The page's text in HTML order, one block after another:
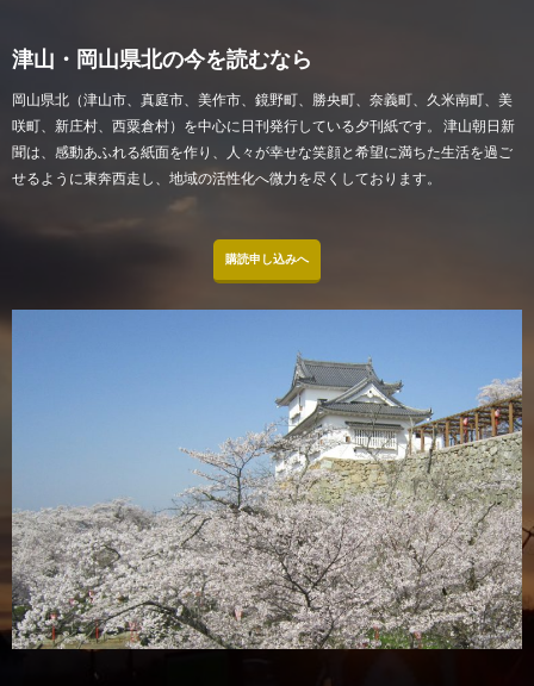
津山・岡山県北の今を読むなら
岡山県北（津山市、真庭市、美作市、鏡野町、勝央町、奈義町、久米南町、美
咲町、新庄村、西粟倉村）を中心に日刊発行している夕刊紙です。 津山朝日新
聞は、感動あふれる紙面を作り、人々が幸せな笑顔と希望に満ちた生活を過ご
せるように東奔西走し、地域の活性化へ微力を尽くしております。
購読申し込みへ